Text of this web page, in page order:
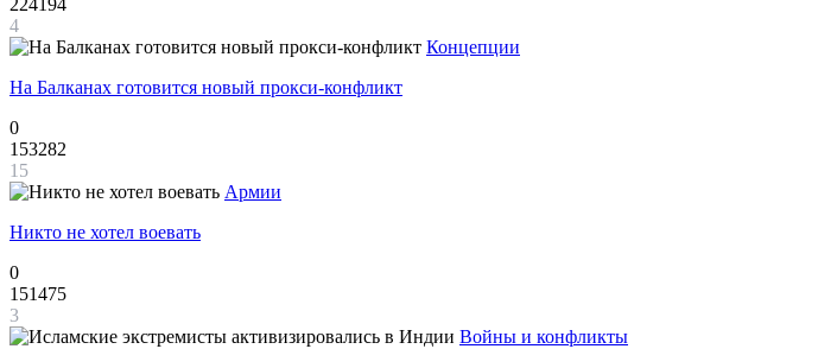
224194
4
Концепции
На Балканах готовится новый прокси-конфликт
0
153282
15
Армии
Никто не хотел воевать
0
151475
3
Войны и конфликты